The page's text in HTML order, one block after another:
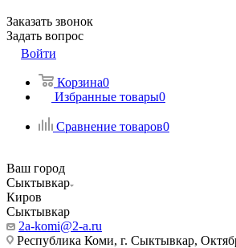
Заказать звонок
Задать вопрос
Войти
Корзина0
Избранные товары0
Сравнение товаров0
Ваш город
Сыктывкар
Киров
Сыктывкар
2a-komi@2-a.ru
Республика Коми, г. Сыктывкар,